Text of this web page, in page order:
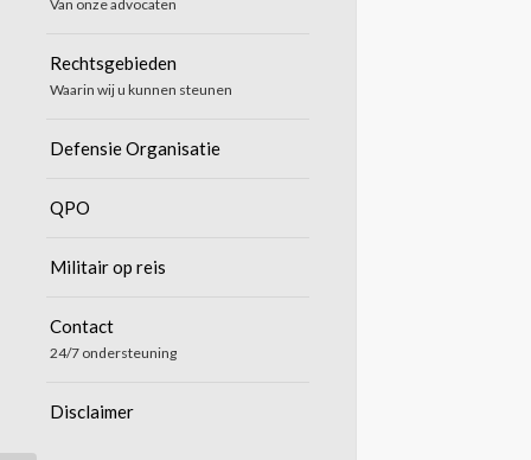
Van onze advocaten
Rechtsgebieden
Waarin wij u kunnen steunen
Defensie Organisatie
QPO
Militair op reis
Contact
24/7 ondersteuning
Disclaimer